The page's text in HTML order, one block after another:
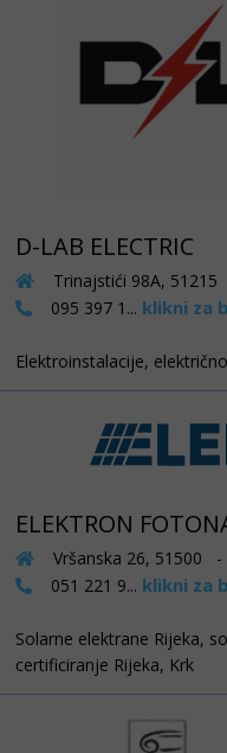
D-LAB ELECTRIC
Trinajstići 98A,
095 397 1... klikni za
Elektroinstalacije,
ELEKTRON
Vršanska 26, 51500
051 221 9... klikni za
Solarne elektrane Rijeka,
certificiranje Rijeka, Krk